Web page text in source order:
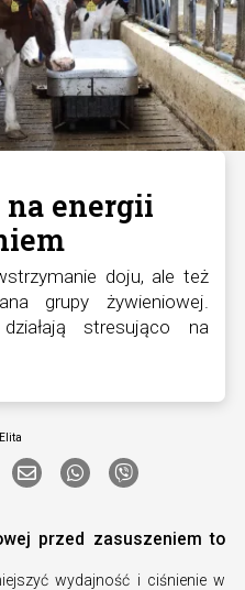
na energii
doju, ale też
grupy żywieniowej.
stresująco na
Elita
przed zasuszeniem to
wydajność i ciśnienie w